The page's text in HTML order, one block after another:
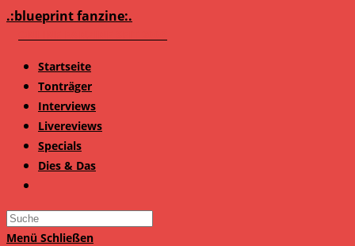
Zum
.:blueprint fanzine:.
Startseite
Tonträger
Interviews
Livereviews
Specials
Dies & Das
Search
this
Menü Schließen